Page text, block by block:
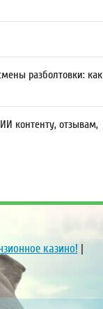
разболтовки: как
контенту, отзывам,
казино! |